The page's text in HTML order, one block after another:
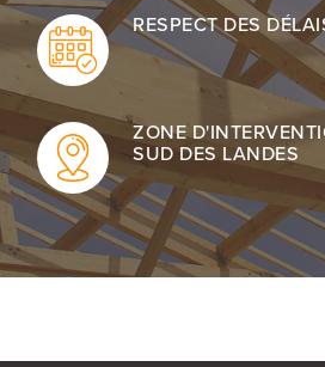
RESPECT DES
ZONE
SUD DES LANDES